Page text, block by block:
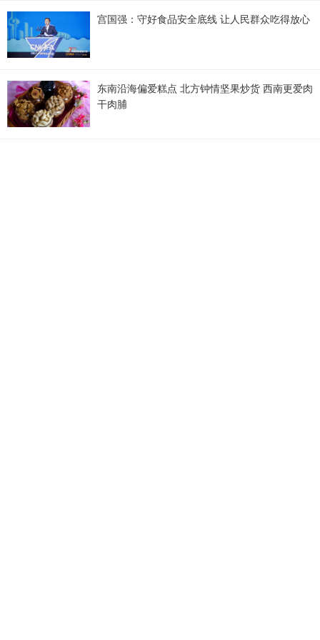
宫国强：守好食品安全底线 让人民群众吃得放心
东南沿海偏爱糕点 北方钟情坚果炒货 西南更爱肉
干肉脯